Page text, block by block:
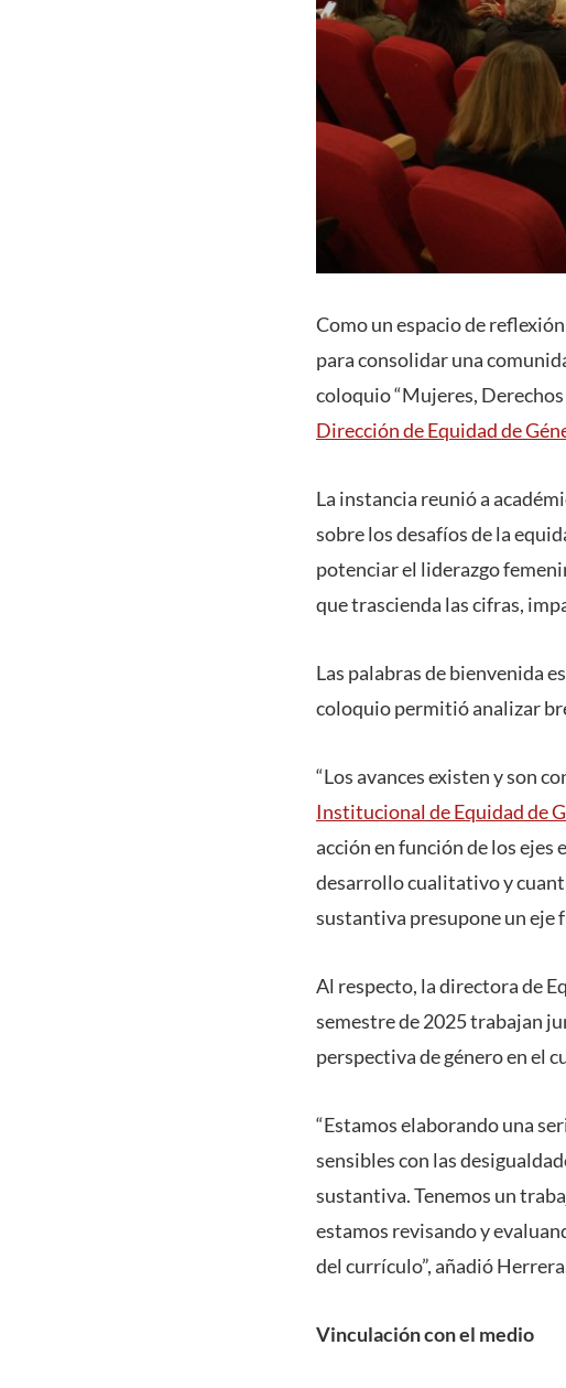
Como un espacio de
para consolidar una
coloquio “Mujeres,
Dirección de Equidad de
La instancia reunió a
sobre los desafíos de la
potenciar el liderazgo
que trascienda las cifras,
Las palabras de bienvenida
coloquio permitió analizar
“Los avances existen y son
Institucional de Equidad de
acción en función de los ejes
desarrollo cualitativo y
sustantiva presupone un eje
Al respecto, la directora de
semestre de 2025 trabajan
perspectiva de género en el
“Estamos elaborando una
sensibles con las
sustantiva. Tenemos un
estamos revisando y
del currículo”, añadió
Vinculación con el medio